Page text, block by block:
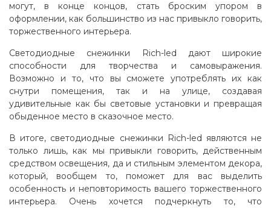
могут, в конце концов, стать броским упором в
оформлении, как большинство из нас привыкло говорить,
торжественного интерьера.
Светодиодные снежинки Rich-led дают широкие
способности для творчества и самовыражения.
Возможно и то, что вы сможете употреблять их как
снутри помещения, так и на улице, создавая
удивительные как бы световые установки и превращая
обыденное место в сказочное место.
В итоге, светодиодные снежинки Rich-led являются не
только лишь, как мы привыкли говорить, действенным
средством освещения, да и стильным элементом декора,
который, вообщем то, поможет для вас выделить
особенность и неповторимость вашего торжественного
интерьера. Очень хочется подчеркнуть то, что